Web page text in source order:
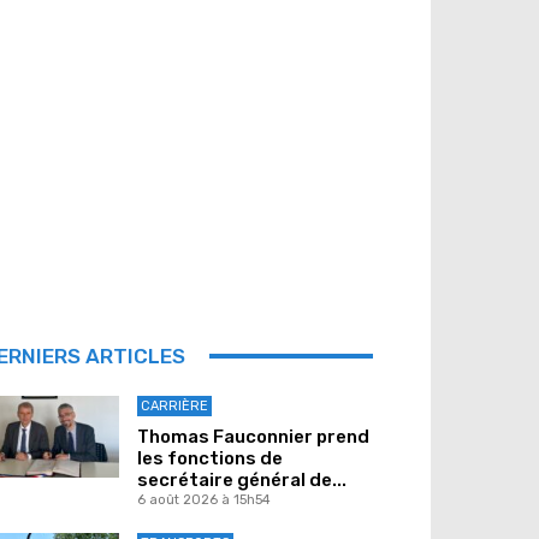
ARTICLES
CARRIÈRE
Thomas Fauconnier prend
les fonctions de
secrétaire général de...
6 août 2026 à 15h54